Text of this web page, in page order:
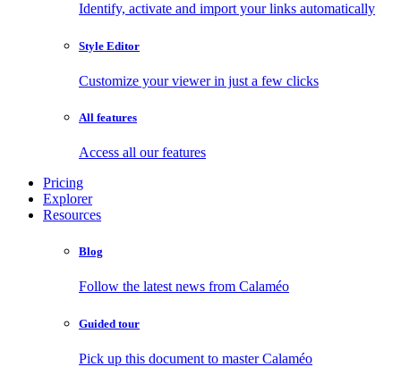
Identify, activate and import your links automatically
Style Editor
Customize your viewer in just a few clicks
All features
Access all our features
Pricing
Explorer
Resources
Blog
Follow the latest news from Calaméo
Guided tour
Pick up this document to master Calaméo